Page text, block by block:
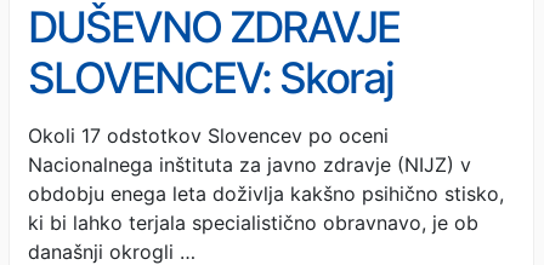
DUŠEVNO ZDRAVJE
SLOVENCEV: Skoraj
petina v letu dni doživi
kakšno psihično stisko
Okoli 17 odstotkov Slovencev po oceni
Nacionalnega inštituta za javno zdravje (NIJZ) v
obdobju enega leta doživlja kakšno psihično stisko,
ki bi lahko terjala specialistično obravnavo, je ob
današnji okrogli …